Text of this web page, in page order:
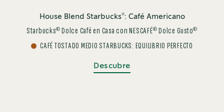
House Blend Starbucks®: Café Americano
Starbucks® Dolce Café en Casa con NESCAFÉ® Dolce Gusto®
CAFÉ TOSTADO MEDIO STARBUCKS: EQUILIBRIO PERFECTO
Descubre